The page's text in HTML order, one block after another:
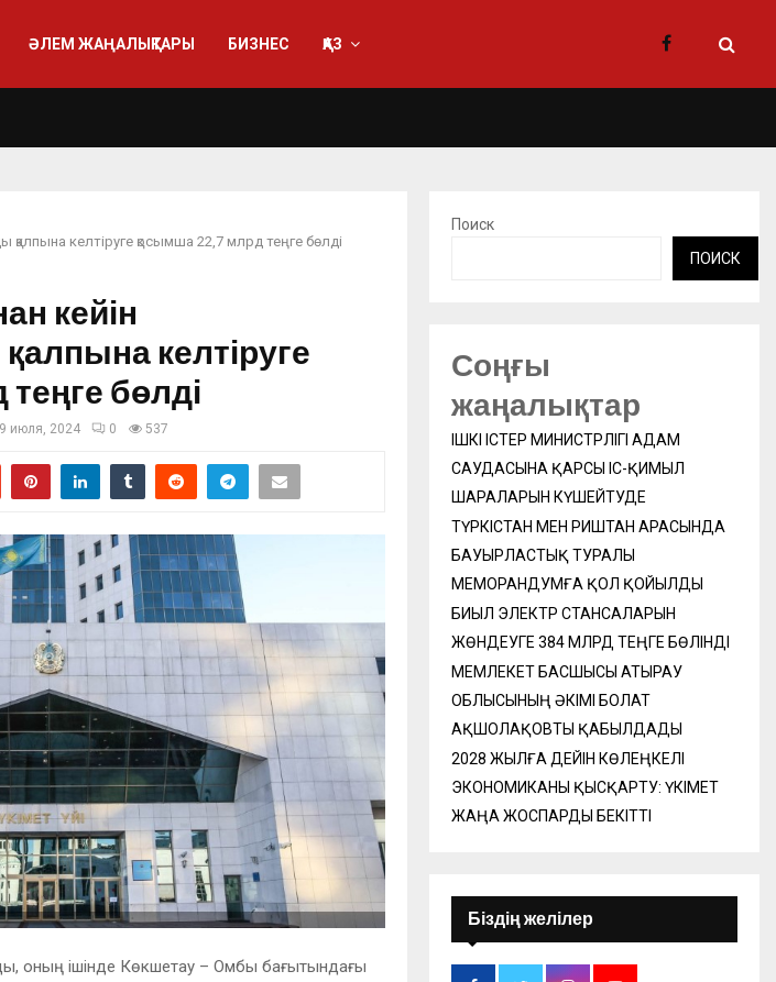
ӘЛЕМ ЖАҢАЛЫҚТАРЫ БИЗНЕС ҚАЗ
қалпына келтіруге қосымша 22,7 млрд теңге бөлді
кейін
келтіруге
бөлді
июля, 2024 0 537
оның ішінде Көкшетау – Омбы бағытындағы
Поиск
ПОИСК
Соңғы
жаңалықтар
ІШКІ ІСТЕР МИНИСТРЛІГІ АДАМ
САУДАСЫНА ҚАРСЫ ІС-ҚИМЫЛ
ШАРАЛАРЫН КҮШЕЙТУДЕ
ТҮРКІСТАН МЕН РИШТАН АРАСЫНДА
БАУЫРЛАСТЫҚ ТУРАЛЫ
МЕМОРАНДУМҒА ҚОЛ ҚОЙЫЛДЫ
БИЫЛ ЭЛЕКТР СТАНСАЛАРЫН
ЖӨНДЕУГЕ 384 МЛРД ТЕҢГЕ БӨЛІНДІ
МЕМЛЕКЕТ БАСШЫСЫ АТЫРАУ
ОБЛЫСЫНЫҢ ӘКІМІ БОЛАТ
АҚШОЛАҚОВТЫ ҚАБЫЛДАДЫ
2028 ЖЫЛҒА ДЕЙІН КӨЛЕҢКЕЛІ
ЭКОНОМИКАНЫ ҚЫСҚАРТУ: ҮКІМЕТ
ЖАҢА ЖОСПАРДЫ БЕКІТТІ
Біздің желілер